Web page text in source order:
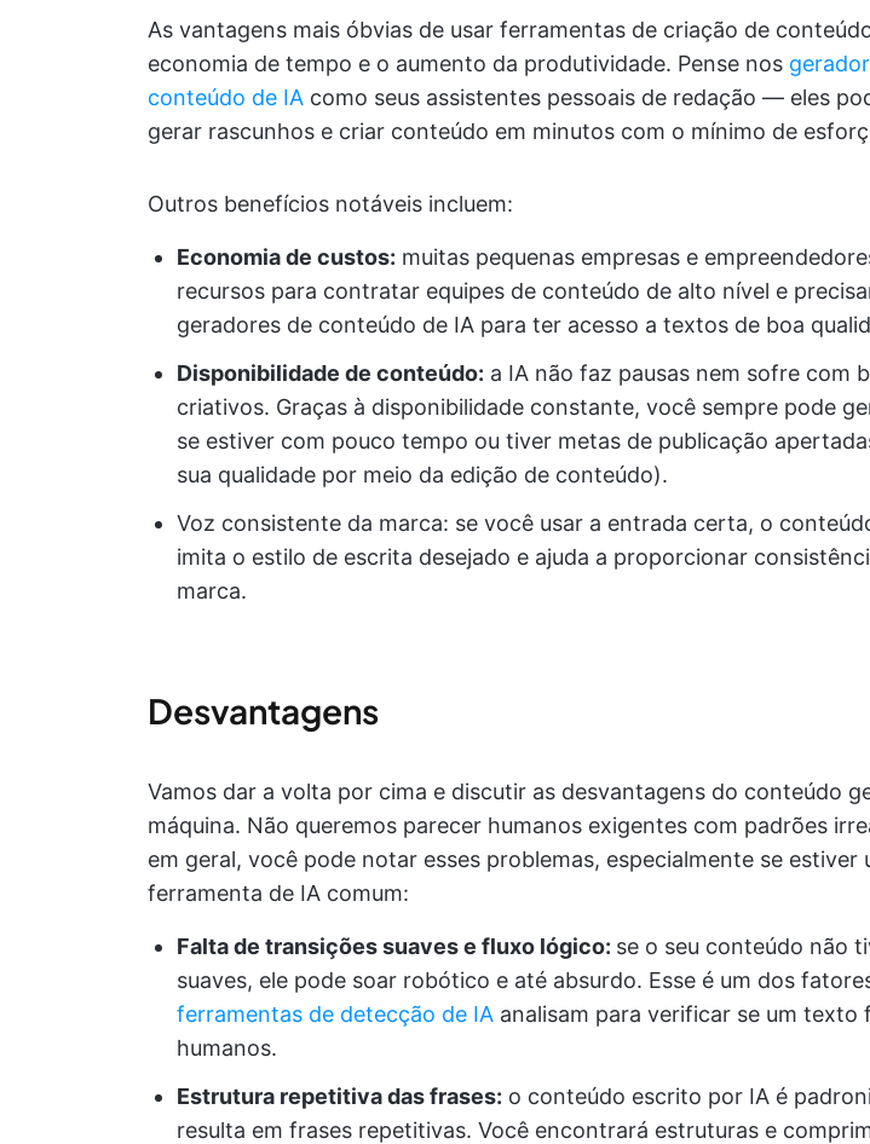
As vantagens mais óbvias de usar ferramentas de criação de
economia de tempo e o aumento da produtividade. Pense nos
conteúdo de IA como seus assistentes pessoais de redação — eles
gerar rascunhos e criar conteúdo em minutos com o mínimo de
Outros benefícios notáveis incluem:
Economia de custos: muitas pequenas empresas e
recursos para contratar equipes de conteúdo de alto nível e
geradores de conteúdo de IA para ter acesso a textos de boa
Disponibilidade de conteúdo: a IA não faz pausas nem sofre com
criativos. Graças à disponibilidade constante, você sempre pode
se estiver com pouco tempo ou tiver metas de publicação
sua qualidade por meio da edição de conteúdo).
Voz consistente da marca: se você usar a entrada certa, o
imita o estilo de escrita desejado e ajuda a proporcionar
marca.
Desvantagens
Vamos dar a volta por cima e discutir as desvantagens do conteúdo
máquina. Não queremos parecer humanos exigentes com padrões
em geral, você pode notar esses problemas, especialmente se estiver
ferramenta de IA comum:
Falta de transições suaves e fluxo lógico: se o seu conteúdo não
suaves, ele pode soar robótico e até absurdo. Esse é um dos
ferramentas de detecção de IA analisam para verificar se um texto
humanos.
Estrutura repetitiva das frases: o conteúdo escrito por IA é
resulta em frases repetitivas. Você encontrará estruturas e